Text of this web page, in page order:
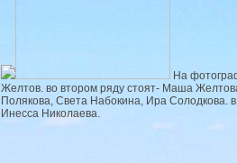
На
Желтов. во втором ряду стоят- Маша
Полякова, Света Набокина, Ира Солодкова.
Инесса Николаева.